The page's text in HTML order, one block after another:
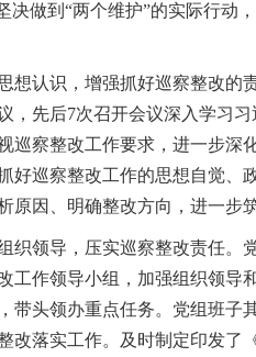
决做到“两个维护”的实际行动
认识，增强抓好巡察整改的责
，先后7次召开会议深入学习
巡察整改工作要求，进一步深
好巡察整改工作的思想自觉、
原因、明确整改方向，进一步
领导，压实巡察整改责任。
工作领导小组，加强组织领导
带头领办重点任务。党组班子
改落实工作。及时制定印发了